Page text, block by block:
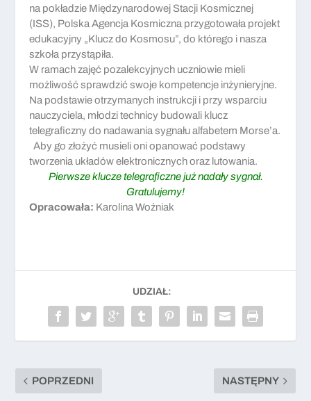
na pokładzie Międzynarodowej Stacji Kosmicznej
(ISS), Polska Agencja Kosmiczna przygotowała projekt
edukacyjny „Klucz do Kosmosu”, do którego i nasza
szkoła przystąpiła.
W ramach zajęć pozalekcyjnych uczniowie mieli
możliwość sprawdzić swoje kompetencje inżynieryjne.
Na podstawie otrzymanych instrukcji i przy wsparciu
nauczyciela, młodzi technicy budowali klucz
telegraficzny do nadawania sygnału alfabetem Morse’a.
Aby go złożyć musieli oni opanować podstawy
tworzenia układów elektronicznych oraz lutowania.
Pierwsze klucze telegraficzne już nadały sygnał.
Gratulujemy!
Opracowała: Karolina Woźniak
UDZIAŁ:
POPRZEDNI NASTĘPNY